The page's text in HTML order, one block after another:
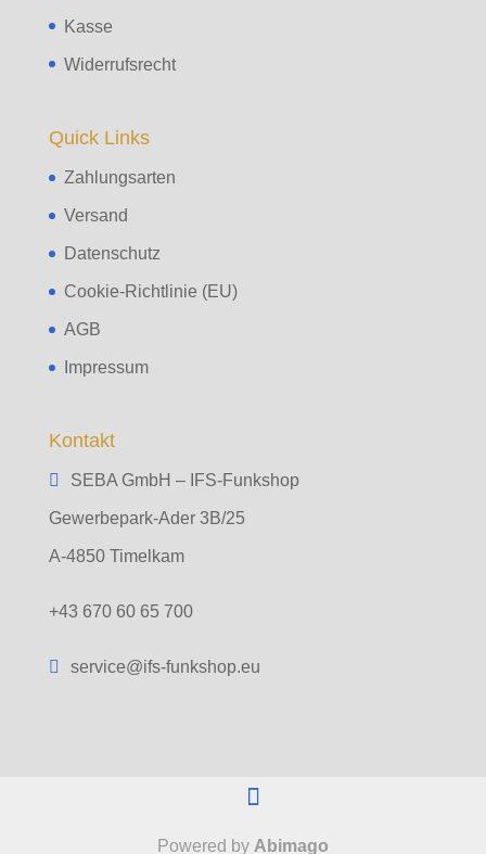
Kasse
Widerrufsrecht
Quick Links
Zahlungsarten
Versand
Datenschutz
Cookie-Richtlinie (EU)
AGB
Impressum
Kontakt
SEBA GmbH – IFS-Funkshop
Gewerbepark-Ader 3B/25
A-4850 Timelkam
+43 670 60 65 700
service@ifs-funkshop.eu
Powered by Abimago